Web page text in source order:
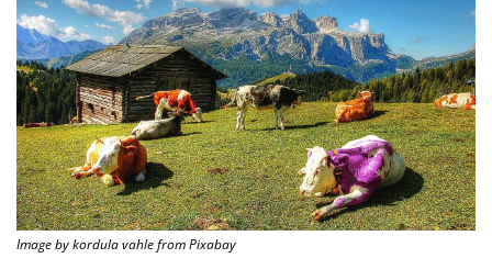
Image by kordula vahle from Pixabay